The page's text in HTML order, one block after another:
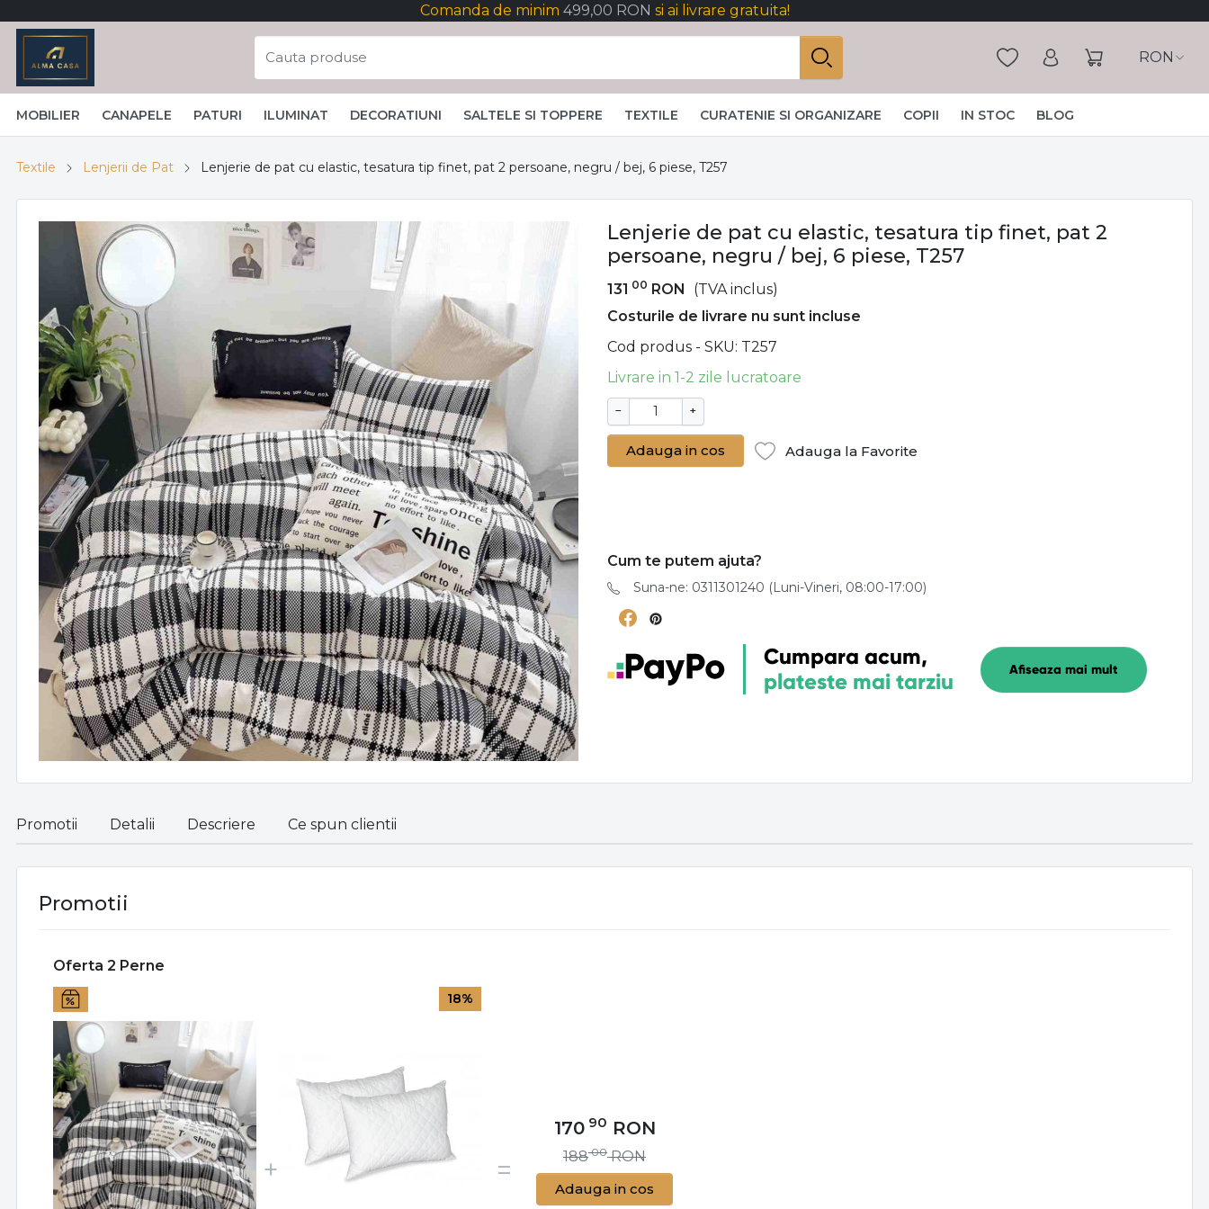
Comanda de minim 499,00 RON si ai livrare gratuita!
RON
MOBILIER CANAPELE PATURI ILUMINAT DECORATIUNI SALTELE SI TOPPERE TEXTILE CURATENIE SI ORGANIZARE COPII IN STOC BLOG
Textile Lenjerii de Pat Lenjerie de pat cu elastic, tesatura tip finet, pat 2 persoane, negru / bej, 6 piese, T257
Lenjerie de pat cu elastic, tesatura tip finet, pat 2
persoane, negru / bej, 6 piese, T257
131 00 RON
(TVA inclus)
Costurile de livrare nu sunt incluse
Cod produs - SKU T257
Livrare in 1-2 zile lucratoare
− +
Adauga in cos Adauga la Favorite
Cum te putem ajuta?
Suna-ne: 0311301240 (Luni-Vineri, 08:00-17:00)
Cumpara acum,
plateste mai tarziu
Afiseaza mai mult
Promotii Detalii Descriere Ce spun clientii
Promotii
Oferta 2 Perne
18%
17090 RON
18800 RON
Adauga in cos